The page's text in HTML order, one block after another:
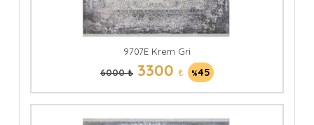
9707E Krem Gri
6000 ₺3300 ₺ %45